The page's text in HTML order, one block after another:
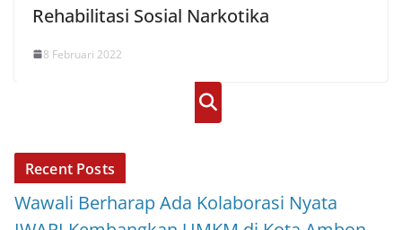
Rehabilitasi Sosial Narkotika
8 Februari 2022
Cari
Recent Posts
Wawali Berharap Ada Kolaborasi Nyata